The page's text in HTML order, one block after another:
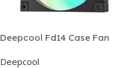
Deepcool Fd14 Case Fan
Σύνδεση 4-Pin PWM / 3-Pin
Deepcool